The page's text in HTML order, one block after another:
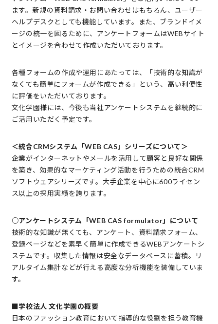
ます。新規の資料請求・お問い合わせはもちろん、ユーザー
ヘルプデスクとしても機能しています。また、ブランドイメ
ージの統一を図るために、アンケートフォームはWEBサイト
とイメージを合わせて作成いただいております。
各種フォームの作成や運用にあたっては、「技術的な知識が
なくても簡単にフォームが作成できる」という、高い利便性
に評価をいただいております。
文化学園様には、今後も当社アンケートシステムを継続的に
ご活用いただく予定です。
＜統合CRMシステム「WEB CAS」シリーズについて＞
企業がインターネットやメールを活用して顧客と良好な関係
を築き、効果的なマーケティング活動を行うための統合CRM
ソフトウェアシリーズです。大手企業を中心に600ライセン
ス以上の採用実績を誇ります。
○アンケートシステム「WEB CAS formulator」について
技術的な知識が無くても、アンケート、資料請求フォーム、
登録ページなどを素早く簡単に作成できるWEBアンケートシ
ステムです。収集した情報は安全なデータベースに蓄積。リ
アルタイム集計などが行える高度な分析機能を装備していま
す。
■学校法人 文化学園の概要
日本のファッション教育において指導的な役割を担う教育機